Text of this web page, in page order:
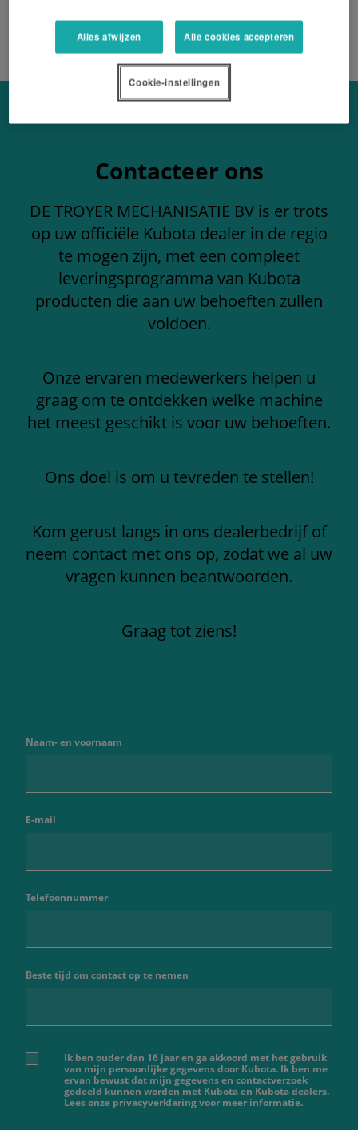
Contacteer ons
DE TROYER MECHANISATIE BV is er trots
op uw officiële Kubota dealer in de regio
te mogen zijn, met een compleet
leveringsprogramma van Kubota
producten die aan uw behoeften zullen
voldoen.
Onze ervaren medewerkers helpen u
graag om te ontdekken welke machine
het meest geschikt is voor uw behoeften.
Ons doel is om u tevreden te stellen!
Kom gerust langs in ons dealerbedrijf of
neem contact met ons op, zodat we al uw
vragen kunnen beantwoorden.
Graag tot ziens!
Naam- en voornaam
E-mail
Telefoonnummer
Beste tijd om contact op te nemen
Ik ben ouder dan 16 jaar en ga akkoord met het gebruik
van mijn persoonlijke gegevens door Kubota. Ik ben me
ervan bewust dat mijn gegevens en contactverzoek
gedeeld kunnen worden met Kubota en Kubota dealers.
Lees onze privacyverklaring voor meer informatie.
Alles afwijzen Alle cookies accepteren
Cookie-instellingen